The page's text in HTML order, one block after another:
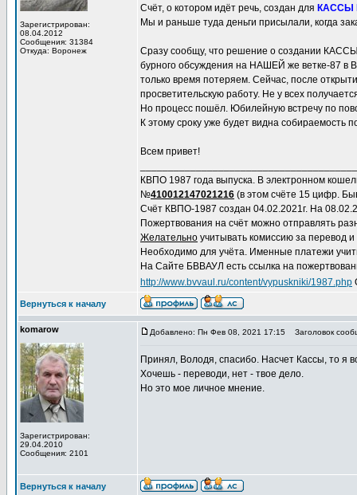
Зарегистрирован:
08.04.2012
Сообщения: 31384
Откуда: Воронеж
Счёт, о котором идёт речь, создан для КАССЫ
Мы и раньше туда деньги присылали, когда
Сразу сообщу, что решение о создании
бурного обсуждения на НАШЕЙ же ветке-87 в
только время потеряем. Сейчас, после
просветительскую работу. Не у всех
Но процесс пошёл. Юбилейную встречу по
К этому сроку уже будет видна
Всем привет!
КВПО 1987 года выпуска. В электронном
№410012147021216 (в этом счёте 15 цифр.
Счёт КВПО-1987 создан 04.02.2021г. На
Пожертвования на счёт можно отправлять
Желательно учитывать комиссию за перевод
Необходимо для учёта. Именные платежи
На Сайте БВВАУЛ есть ссылка на
http://www.bvvaul.ru/content/vypuskniki/1987.php
Вернуться к началу
komarow
Зарегистрирован:
29.04.2010
Сообщения: 2101
Добавлено: Пн Фев 08, 2021 17:15 Заголовок
Принял, Володя, спасибо. Насчет Кассы, то я
Хочешь - переводи, нет - твое дело.
Но это мое личное мнение.
Вернуться к началу